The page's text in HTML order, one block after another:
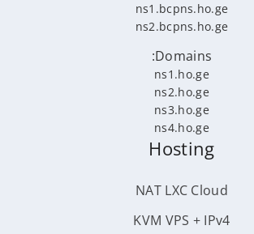
ns1.bcpns.ho.ge
ns2.bcpns.ho.ge
Domains:
ns1.ho.ge
ns2.ho.ge
ns3.ho.ge
ns4.ho.ge
Hosting
NAT LXC Cloud
KVM VPS + IPv4